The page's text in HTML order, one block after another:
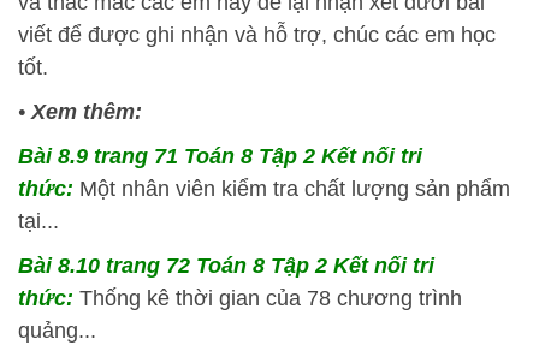
viết để được ghi nhận và hỗ trợ, chúc các em học
tốt.
•Xem thêm:
Bài 8.9 trang 71 Toán 8 Tập 2 Kết nối tri
thức: Một nhân viên kiểm tra chất lượng sản phẩm
tại...
Bài 8.10 trang 72 Toán 8 Tập 2 Kết nối tri
thức: Thống kê thời gian của 78 chương trình
quảng...